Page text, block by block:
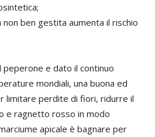
non ben gestita aumenta il rischio
peperone e dato il continuo
mondiali, una buona ed
limitare perdite di fiori, ridurre il
e ragnetto rosso in modo
apicale è bagnare per